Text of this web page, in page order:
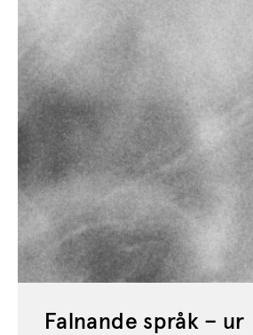
Falnande språk – ur